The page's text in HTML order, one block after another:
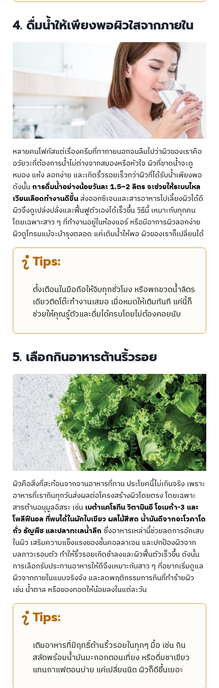
4. ดื่มน้ำให้เพียงพอผิวใสจากภายใน
หลายคนโฟกัสแต่เรื่องครีมที่ทาภายนอกจนลืมไปว่าผิวของเราคือ
อวัยวะที่ต้องการน้ำไม่ต่างจากสมองหรือหัวใจ ผิวที่ขาดน้ำจะดู
หมอง แห้ง ลอกง่าย และเกิดริ้วรอยเร็วกว่าผิวที่ได้รับน้ำเพียงพอ
ดังนั้นการดื่มน้ำอย่างน้อยวันละ 1.5–2 ลิตร จะช่วยให้ระบบไหล
เวียนเลือดทำงานดีขึ้น ส่งออกซิเจนและสารอาหารไปเลี้ยงผิวได้ดี
ผิวจึงดูเปล่งปลั่งและฟื้นฟูตัวเองได้เร็วขึ้น วิธีนี้ เหมาะกับทุกคน
โดยเฉพาะสาว ๆ ที่ทำงานอยู่ในห้องแอร์ หรือมีอาการผิวลอกง่าย
ผิวดูโทรมแม้จะบำรุงตลอด แค่เติมน้ำให้พอ ผิวของเราก็เปลี่ยนได้
Tips:
ตั้งเตือนในมือถือให้จิบทุกชั่วโมง หรือพกขวดน้ำลิตร
เดียวติดโต๊ะทำงานเสมอ เมื่อหมดให้เติมทันที แค่นี้ก็
ช่วยให้คุณรู้ตัวและดื่มได้ครบโดยไม่ต้องคอยนับ
5. เลือกกินอาหารต้านริ้วรอย
ผิวคือสิ่งที่สะท้อนจากจานอาหารที่ทาน ประโยคนี้ไม่เกินจริง เพราะ
อาหารที่เรากินทุกวันส่งผลต่อโครงสร้างผิวโดยตรง โดยเฉพาะ
สารต้านอนุมูลอิสระ เช่น เบต้าแคโรทีน วิตามินอี โอเมก้า-3 และ
โพลีฟีนอล ที่พบได้ในผักใบเขียว ผลไม้สีสด น้ำมันดีจากอะโวคาโด
ถั่ว ธัญพืช และปลาทะเลน้ำลึก ซึ่งอาหารเหล่านี้ช่วยลดการอักเสบ
ในผิว เสริมความแข็งแรงของชั้นคอลลาเจน และปกป้องผิวจาก
มลภาวะรอบตัว ทำให้ริ้วรอยเกิดช้าลงและผิวฟื้นตัวเร็วขึ้น ดังนั้น
การเลือกรับประทานอาหารให้ดีจึงเหมาะกับสาว ๆ ที่อยากเริ่มดูแล
ผิวจากภายในแบบจริงจัง และลดพฤติกรรมการกินที่ทำร้ายผิว
เช่น น้ำตาล หรือของทอดให้น้อยลงในแต่ละวัน
Tips:
เติมอาหารที่มีฤทธิ์ต้านริ้วรอยในทุกๆ มื้อ เช่น กิน
สลัดพร้อมน้ำมันมะกอกตอนเที่ยง หรือดื่มชาเขียว
แทนกาแฟตอนบ่าย แค่เปลี่ยนนิด ผิวก็ดีขึ้นเยอะ